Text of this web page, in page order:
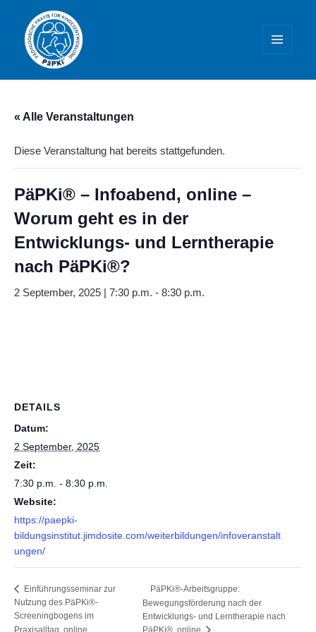
WIDGETS
« Alle Veranstaltungen
Diese Veranstaltung hat bereits stattgefunden.
PäPKi® – Infoabend, online –
Worum geht es in der
Entwicklungs- und Lerntherapie
nach PäPKi®?
2 September, 2025 | 7:30 p.m. - 8:30 p.m.
DETAILS
Datum:
2 September, 2025
Zeit:
7:30 p.m. - 8:30 p.m.
Website:
https://paepki-
bildungsinstitut.jimdosite.com/weiterbildungen/infoveranstalt
ungen/
Einführungsseminar zur
Nutzung des PäPKi®-
Screeningbogens im
Praxisalltag, online
PäPKi®-Arbeitsgruppe:
Bewegungsförderung nach der
Entwicklungs- und Lerntherapie nach